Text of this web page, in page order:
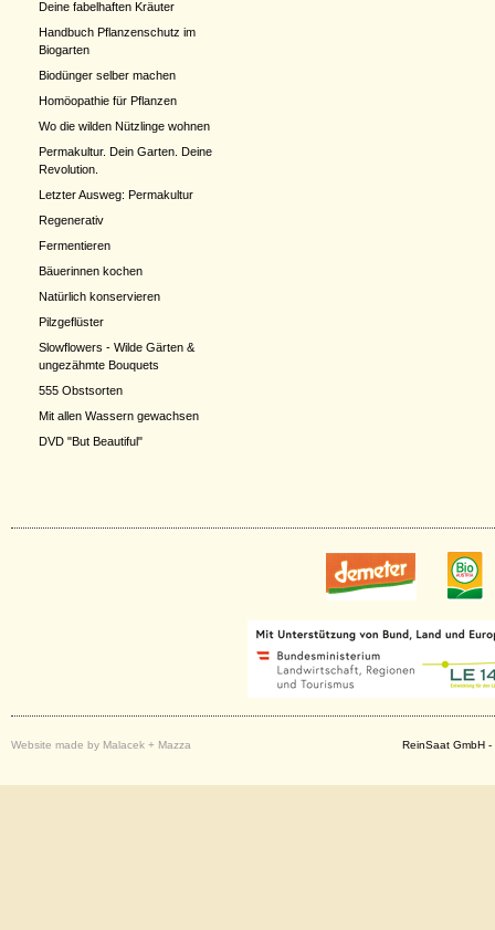
Deine fabelhaften Kräuter
Handbuch Pflanzenschutz im
Biogarten
Biodünger selber machen
Homöopathie für Pflanzen
Wo die wilden Nützlinge wohnen
Permakultur. Dein Garten. Deine
Revolution.
Letzter Ausweg: Permakultur
Regenerativ
Fermentieren
Bäuerinnen kochen
Natürlich konservieren
Pilzgeflüster
Slowflowers - Wilde Gärten &
ungezähmte Bouquets
555 Obstsorten
Mit allen Wassern gewachsen
DVD "But Beautiful"
Website made by Malacek + Mazza ReinSaat GmbH